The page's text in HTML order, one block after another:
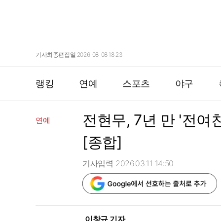
기사최종편집일 2026-08-08 18:23
랭킹 연예 스포츠 야구
연예
전현무, 7년 만 '전여
[종합]
기사입력 2026.03.11 14:50
이창규 기자